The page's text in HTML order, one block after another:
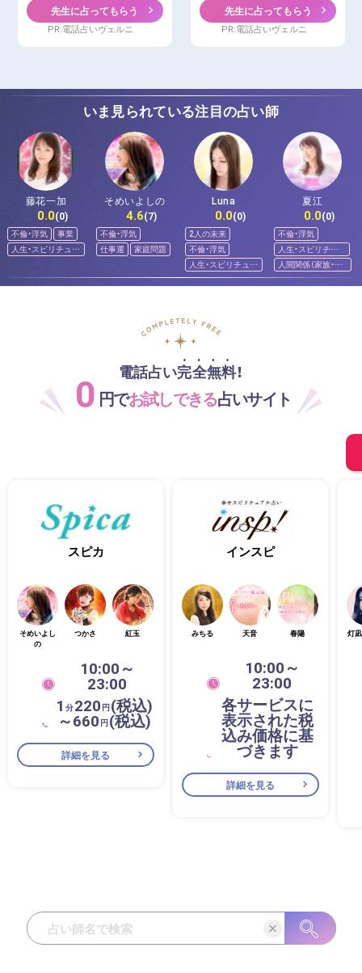
先生に占ってもらう
PR:電話占いヴェルニ
先生に占ってもらう
PR:電話占いヴェルニ
いま見られている注目の占い師
藤花一加
0.0(0)
不倫・浮気
事業
人生・スピリチュア
ル
そめいよしの
4.6(7)
不倫・浮気
仕事運
家庭問題
Luna
0.0(0)
2人の未来
不倫・浮気
人生・スピリチュア
ル
夏江
0.0(0)
不倫・浮気
人生・スピリチュ
アル
人間関係（家族・友
人）
電話占い完全無料！
0 円でお試しできる占いサイト
スピカ
そめいよし
の
つかさ 紅玉
10:00～
23:00
1 分220 円(税込)
～660 円(税込)
詳細を見る
インスピ
みちる 天音 春陽
10:00～
23:00
各サービスに
表示された税
込み価格に基
づきます
詳細を見る
灯